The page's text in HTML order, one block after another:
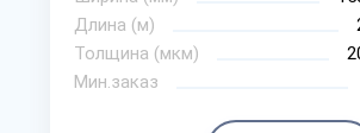
Длина (м)
Толщина (мкм)
Мин.заказ